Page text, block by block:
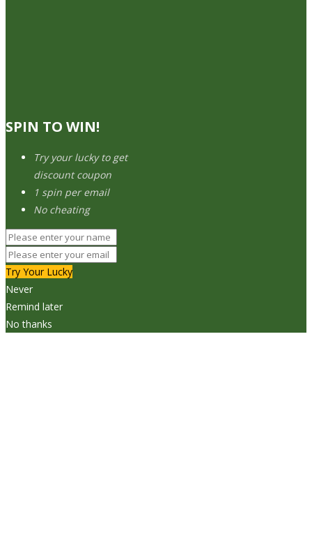
SPIN TO WIN!
Try your lucky to get
discount coupon
1 spin per email
No cheating
Try Your Lucky
Never
Remind later
No thanks